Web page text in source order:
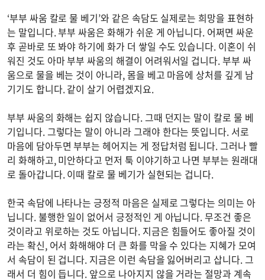
‘부부 싸움 칼로 물 베기’와 같은 속담도 실제로는 희망을 표현하
는 말입니다. 부부 싸움은 화해가 쉬운 게 아닙니다. 어쩌면 싸운
후 곧바로 또 봐야 하기에 화가 더 쌓일 수도 있습니다. 이혼이 쉬
워진 것도 아마 부부 싸움의 해결이 어려워서일 겁니다. 부부 싸
움으로 물을 베는 것이 아니라, 몸을 베고 마음에 상처를 깊게 남
기기도 합니다. 같이 살기 어렵겠지요.
부부 싸움의 화해는 쉽지 않습니다. 그때 던지는 말이 칼로 물 베
기입니다. 그렇다는 말이 아니라 그래야 한다는 뜻입니다. 서로
마음에 담아두면 부부는 헤어지는 게 정답처럼 됩니다. 그러나 빨
리 화해하고, 미안하다고 먼저 툭 이야기하고 나면 부부는 원래대
로 돌아갑니다. 이때 칼로 물 베기가 실현되는 겁니다.
한국 속담에 나타나는 긍정적 마음은 실제로 그렇다는 의미는 아
닙니다. 불행한 일이 없어서 긍정적인 게 아닙니다. 무조건 좋은
것이라고 위로하는 것도 아닙니다. 지금은 힘들어도 좋아질 것이
라는 확신, 어서 화해해야 더 큰 화를 막을 수 있다는 지혜가 모여
서 속담이 된 겁니다. 지금은 이런 속담을 잃어버리고 삽니다. 그
래서 더 힘이 듭니다. 앞으로 나아지지 않을 거라는 절망과 계속